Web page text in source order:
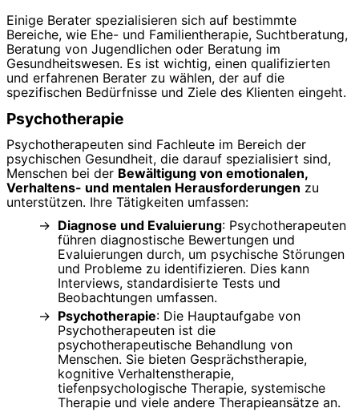
Einige Berater spezialisieren sich auf bestimmte
Bereiche, wie Ehe- und Familientherapie, Suchtberatung,
Beratung von Jugendlichen oder Beratung im
Gesundheitswesen. Es ist wichtig, einen qualifizierten
und erfahrenen Berater zu wählen, der auf die
spezifischen Bedürfnisse und Ziele des Klienten eingeht.
Psychotherapie
Psychotherapeuten sind Fachleute im Bereich der
psychischen Gesundheit, die darauf spezialisiert sind,
Menschen bei der Bewältigung von emotionalen,
Verhaltens- und mentalen Herausforderungen zu
unterstützen. Ihre Tätigkeiten umfassen:
Diagnose und Evaluierung: Psychotherapeuten
führen diagnostische Bewertungen und
Evaluierungen durch, um psychische Störungen
und Probleme zu identifizieren. Dies kann
Interviews, standardisierte Tests und
Beobachtungen umfassen.
Psychotherapie: Die Hauptaufgabe von
Psychotherapeuten ist die
psychotherapeutische Behandlung von
Menschen. Sie bieten Gesprächstherapie,
kognitive Verhaltenstherapie,
tiefenpsychologische Therapie, systemische
Therapie und viele andere Therapieansätze an.